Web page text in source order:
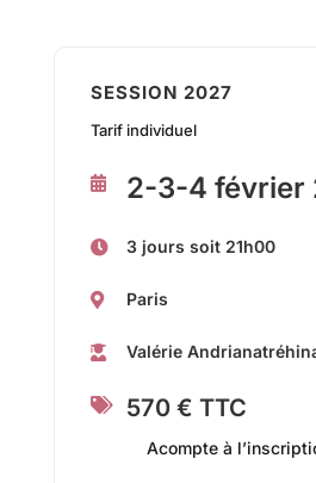
SESSION 2027
Tarif individuel
 2-3-4 février
 3 jours soit 21h00
 Paris
 Valérie
 570 € TTC
Acompte à